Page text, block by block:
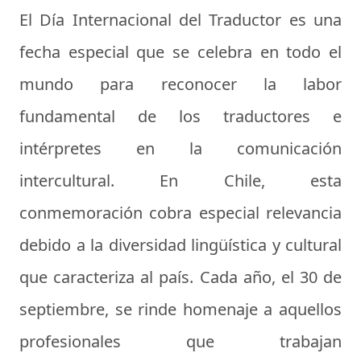
El Día Internacional del Traductor es una
fecha especial que se celebra en todo el
mundo para reconocer la labor
fundamental de los traductores e
intérpretes en la comunicación
intercultural. En Chile, esta
conmemoración cobra especial relevancia
debido a la diversidad lingüística y cultural
que caracteriza al país. Cada año, el 30 de
septiembre, se rinde homenaje a aquellos
profesionales que trabajan